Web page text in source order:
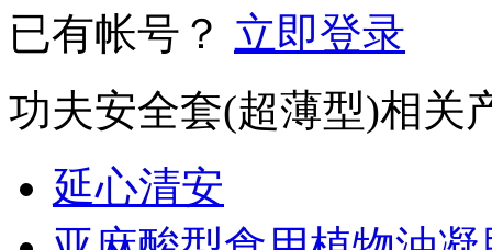
已有帐号？ 立即登录
功夫安全套(超薄型)相关
延心清安